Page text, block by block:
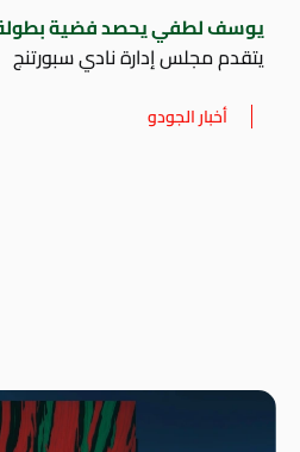
يوسف لطفي يحصد فضية بطولة
يتقدم مجلس إدارة نادي سبورتنج
أخبار الجودو